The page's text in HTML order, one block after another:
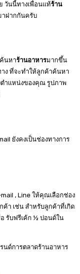
วันนี้ทางเพื่อนแท้ร้าน
ฝากกันครับ
นหาร้านอาหารมากขึ้น
าง ที่จะทำให้ลูกค้าค้นหา
ตำแหน่งของคุณ รูปภาพ
ยังคงเป็นช่องทางการ
, Line ให้คุณเลือกช่อง
ค้า เช่น สำหรับลูกค้าที่เกิด
รับฟรีเค้ก ½ ปอนด์ใน
รนด์การตลาดร้านอาหาร